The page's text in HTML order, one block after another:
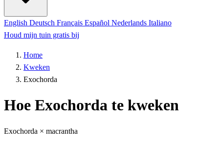
English Deutsch Français Español Nederlands Italiano
Houd mijn tuin gratis bij
Home
Kweken
Exochorda
Hoe Exochorda te kweken
Exochorda × macrantha